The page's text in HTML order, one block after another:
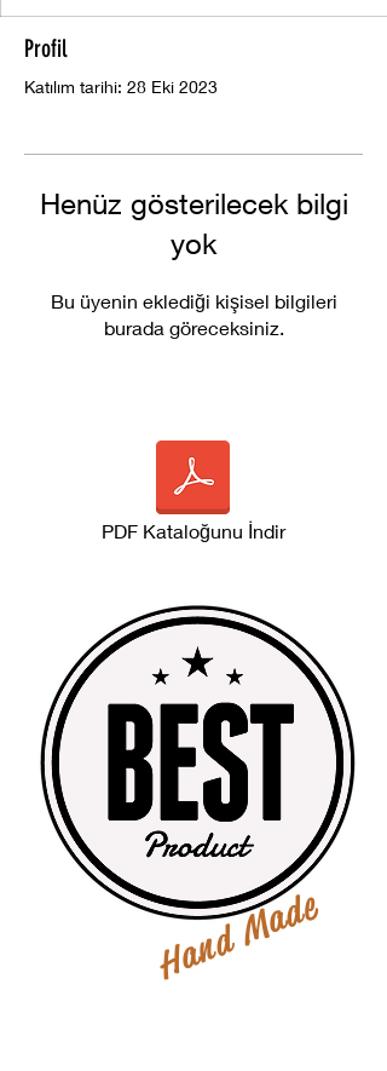
Profil
Katılım tarihi: 28 Eki 2023
Henüz gösterilecek bilgi
yok
Bu üyenin eklediği kişisel bilgileri
burada göreceksiniz.
PDF Kataloğunu İndir
Hand Made